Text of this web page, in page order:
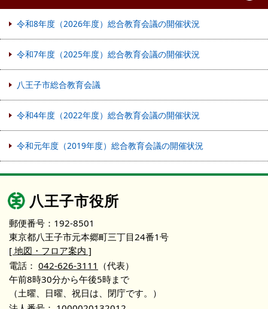
令和8年度（2026年度）総合教育会議の開催状況
令和7年度（2025年度）総合教育会議の開催状況
八王子市総合教育会議
令和4年度（2022年度）総合教育会議の開催状況
令和元年度（2019年度）総合教育会議の開催状況
八王子市役所
郵便番号：192-8501
東京都八王子市元本郷町三丁目24番1号
[ 地図・フロア案内 ]
電話： 042-626-3111 （代表）
午前8時30分から午後5時まで
（土曜、日曜、祝日は、閉庁です。）